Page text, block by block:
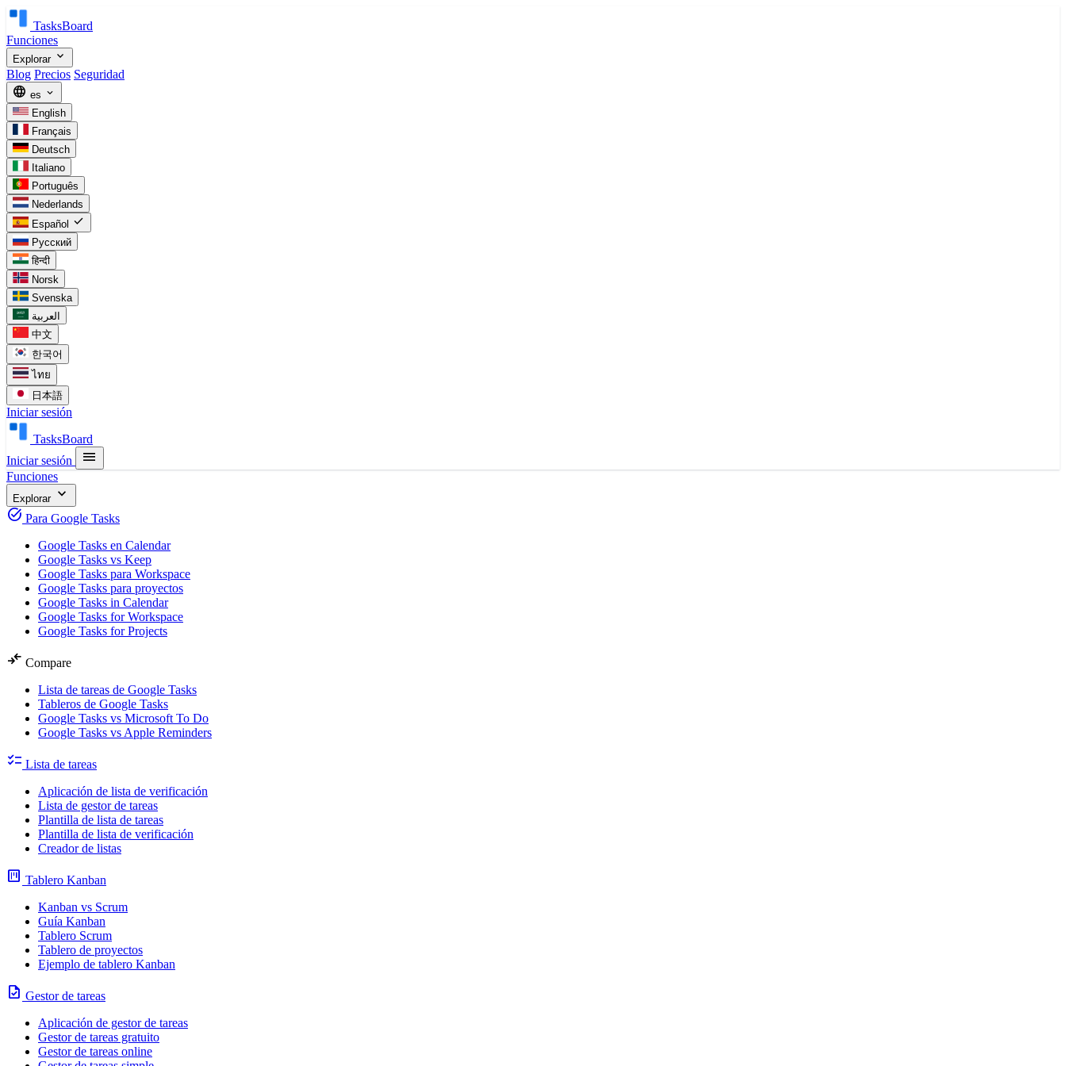
TasksBoard
Funciones
Explorar expand_more
Blog Precios Seguridad
language es expand_more
English
Français
Deutsch
Italiano
Português
Nederlands
Español check
Русский
हिन्दी
Norsk
Svenska
العربية
中文
한국어
ไทย
日本語
Iniciar sesión
TasksBoard
Iniciar sesión
menu
Funciones
Explorar expand_more
task_alt Para Google Tasks
Google Tasks en Calendar
Google Tasks vs Keep
Google Tasks para Workspace
Google Tasks para proyectos
Google Tasks in Calendar
Google Tasks for Workspace
Google Tasks for Projects
compare_arrows Compare
Lista de tareas de Google Tasks
Tableros de Google Tasks
Google Tasks vs Microsoft To Do
Google Tasks vs Apple Reminders
checklist Lista de tareas
Aplicación de lista de verificación
Lista de gestor de tareas
Plantilla de lista de tareas
Plantilla de lista de verificación
Creador de listas
view_kanban Tablero Kanban
Kanban vs Scrum
Guía Kanban
Tablero Scrum
Tablero de proyectos
Ejemplo de tablero Kanban
task Gestor de tareas
Aplicación de gestor de tareas
Gestor de tareas gratuito
Gestor de tareas online